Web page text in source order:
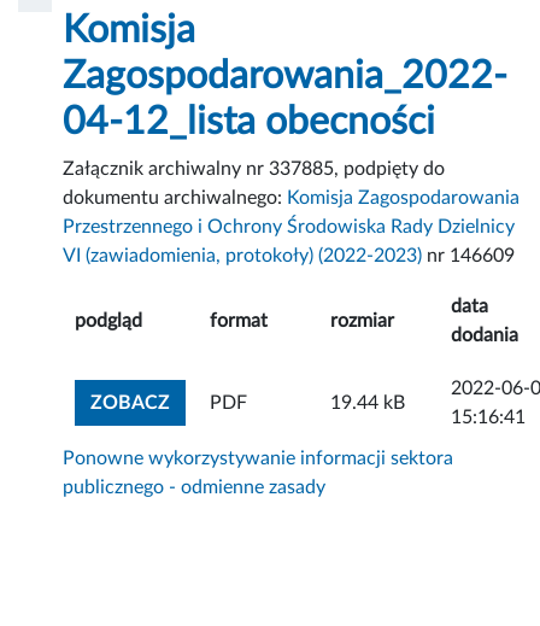
Komisja
Zagospodarowania_2022-
04-12_lista obecności
Załącznik archiwalny nr 337885, podpięty do
dokumentu archiwalnego: Komisja Zagospodarowania
Przestrzennego i Ochrony Środowiska Rady Dzielnicy
VI (zawiadomienia, protokoły) (2022-2023) nr 146609
podgląd format rozmiar
data
dodania
ZOBACZZOBACZ ZAŁĄCZNIK
PDF 19.44 kB
2022-06-
15:16:41
Ponowne wykorzystywanie informacji sektora
publicznego - odmienne zasady